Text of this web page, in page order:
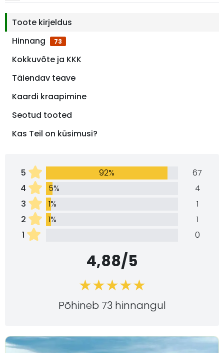
Toote kirjeldus
Hinnang
73
Kokkuvõte ja KKK
Täiendav teave
Kaardi kraapimine
Seotud tooted
Kas Teil on küsimusi?
5 92%
67
4
5%
4
3
1%
1
2
1%
1
1
0
4,88/5
Põhineb 73 hinnangul